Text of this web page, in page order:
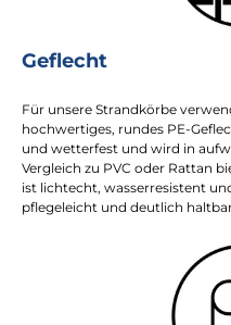
Geflecht
Für unsere Strandkörbe
hochwertiges, rundes PE-
und wetterfest und wird in
Vergleich zu PVC oder Rattan
ist lichtecht, wasserresistent
pflegeleicht und deutlich